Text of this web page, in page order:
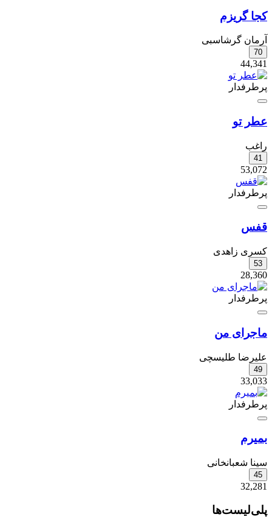
کجا گریزم
آرمان گرشاسبی
70
44,341
پرطرفدار
عطر تو
راغب
41
53,072
پرطرفدار
قفس
کسری زاهدی
53
28,360
پرطرفدار
ماجرای من
علیرضا طلیسچی
49
33,033
پرطرفدار
بمیرم
سینا شعبانخانی
45
32,281
پلی‌لیست‌ها